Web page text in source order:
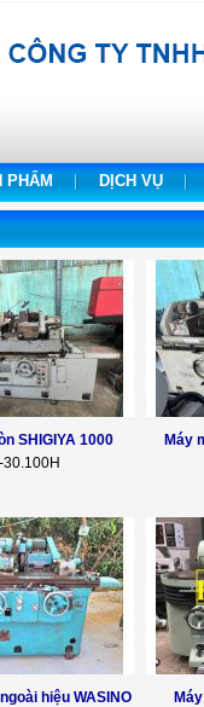
PHẨM DỊCH VỤ
SHIGIYA 1000
30.100H
Máy
hiệu WASINO